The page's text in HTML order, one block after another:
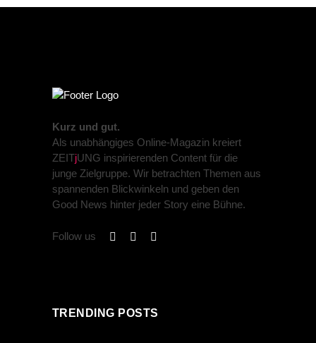
Kurz und gut.
Als unabhängiges Online-Magazin kreiert
ZEITjUNG inspirierenden Content für die
junge Zielgruppe. Wir betrachten Themen aus
spannenden Blickwinkeln und geben den
Good News hinter jeder Story eine Bühne.
Follow us
TRENDING POSTS